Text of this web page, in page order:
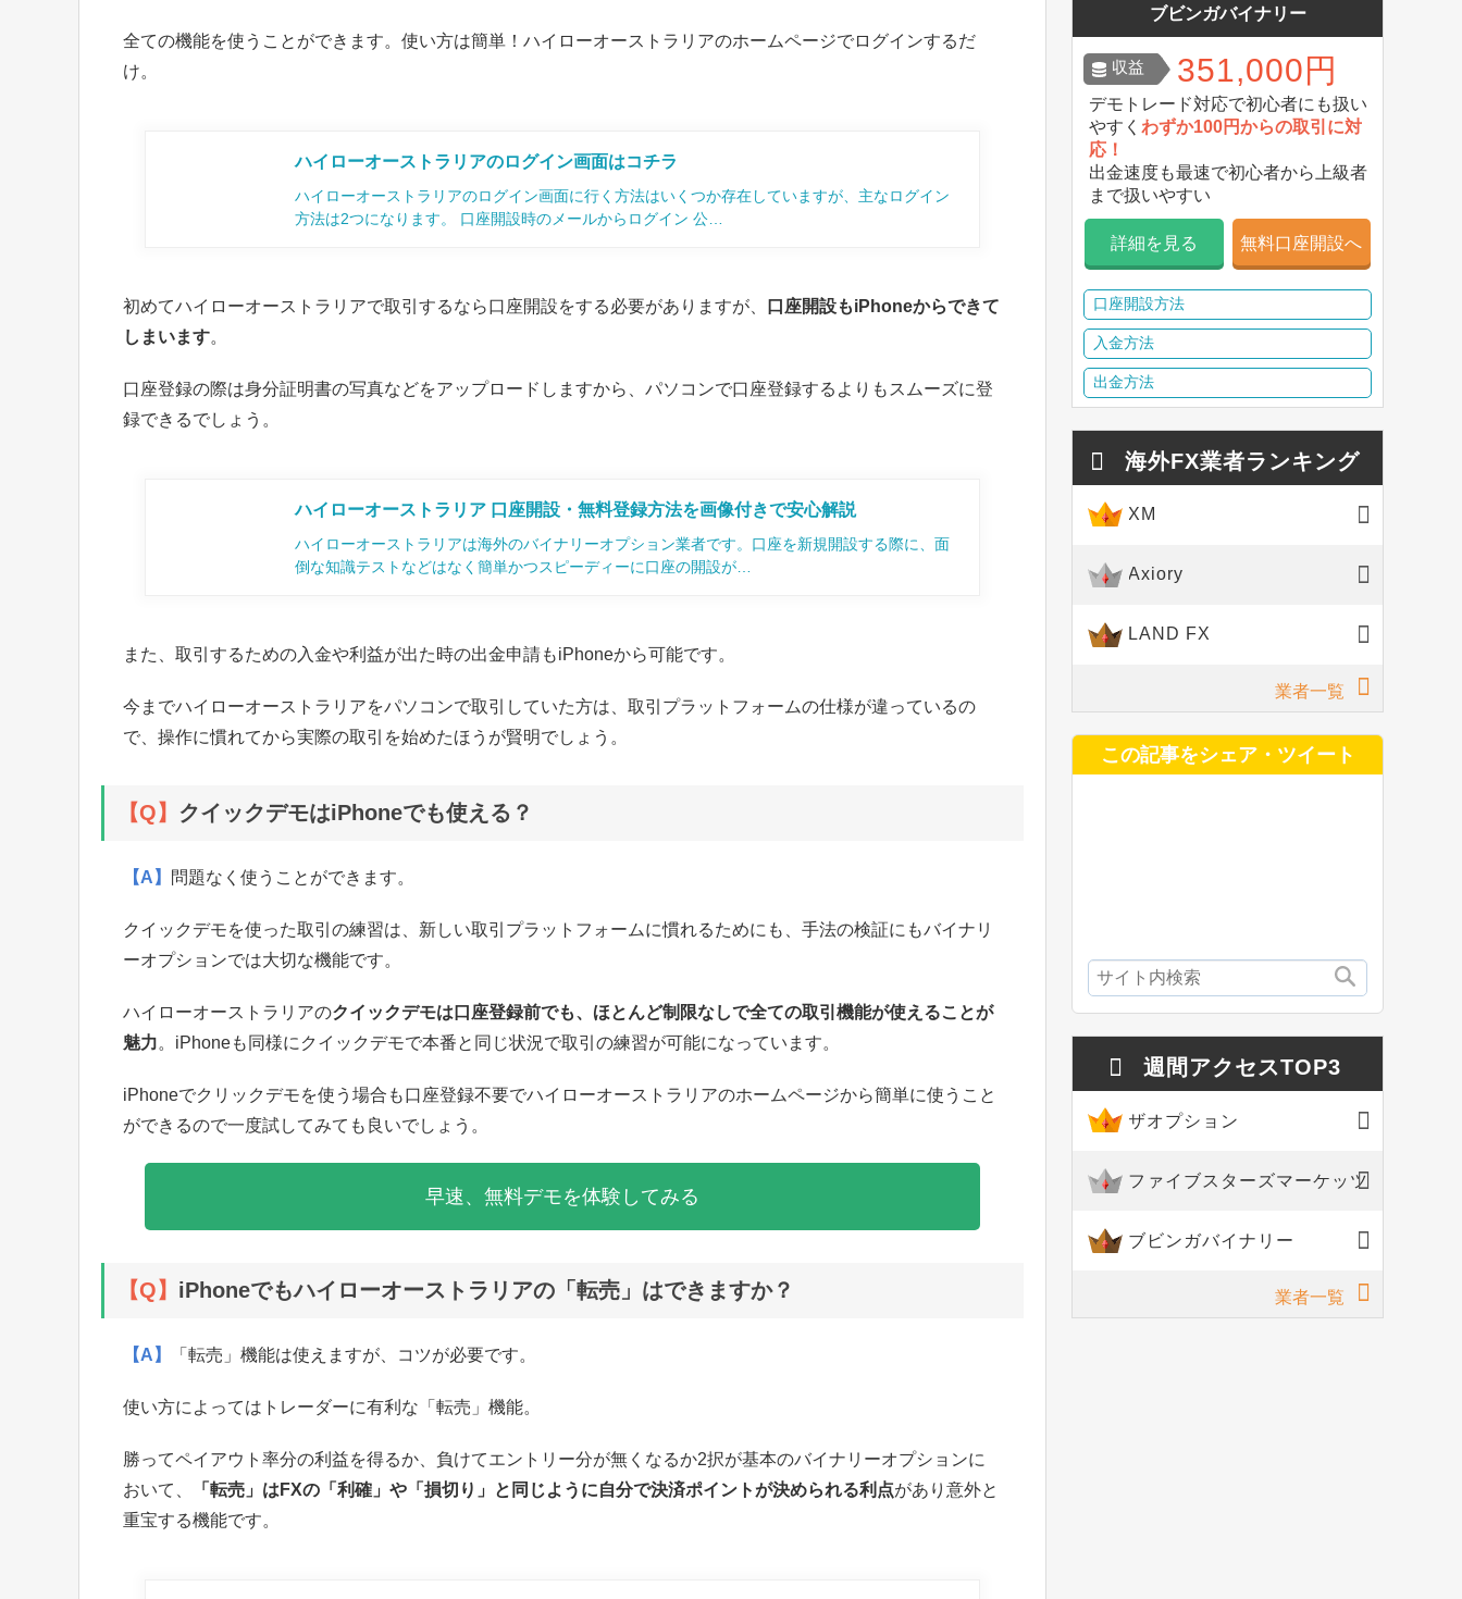
全ての機能を使うことができます。使い方は簡単！ハイローオーストラリアのホームページでログインするだ
け。
ハイローオーストラリアのログイン画面はコチラ
ハイローオーストラリアのログイン画面に行く方法はいくつか存在していますが、主なログイン
方法は2つになります。 口座開設時のメールからログイン 公…
初めてハイローオーストラリアで取引するなら口座開設をする必要がありますが、
口座開設もiPhoneからできて
しまいます。
口座登録の際は身分証明書の写真などをアップロードしますから、パソコンで口座登録するよりもスムーズに登
録できるでしょう。
ハイローオーストラリア 口座開設・無料登録方法を画像付きで安心解説
ハイローオーストラリアは海外のバイナリーオプション業者です。口座を新規開設する際に、面
倒な知識テストなどはなく簡単かつスピーディーに口座の開設が…
また、取引するための入金や利益が出た時の出金申請もiPhoneから可能です。
今までハイローオーストラリアをパソコンで取引していた方は、取引プラットフォームの仕様が違っているの
で、操作に慣れてから実際の取引を始めたほうが賢明でしょう。
【Q】 クイックデモはiPhoneでも使える？
【A】 問題なく使うことができます。
クイックデモを使った取引の練習は、新しい取引プラットフォームに慣れるためにも、手法の検証にもバイナリ
ーオプションでは大切な機能です。
ハイローオーストラリアのクイックデモは口座登録前でも、ほとんど制限なしで全ての取引機能が使えることが
魅力。iPhoneも同様にクイックデモで本番と同じ状況で取引の練習が可能になっています。
iPhoneでクリックデモを使う場合も口座登録不要でハイローオーストラリアのホームページから簡単に使うこと
ができるので一度試してみても良いでしょう。
早速、無料デモを体験してみる
【Q】 iPhoneでもハイローオーストラリアの「転売」はできますか？
【A】 「転売」機能は使えますが、コツが必要です。
使い方によってはトレーダーに有利な「転売」機能。
勝ってペイアウト率分の利益を得るか、負けてエントリー分が無くなるか2択が基本のバイナリーオプションに
おいて、
「転売」はFXの「利確」や「損切り」と同じように自分で決済ポイントが決められる利点があり意外と
重宝する機能です。
ブビンガバイナリー
収益 351,000円
デモトレード対応で初心者にも扱い
やすく わずか100円からの取引に対
応！
出金速度も最速で初心者から上級者
まで扱いやすい
詳細を見る 無料口座開設へ
口座開設方法
入金方法
出金方法
海外FX業者ランキング
XM
Axiory
LAND FX
業者一覧
この記事をシェア・ツイート
週間アクセスTOP3
ザオプション
ファイブスターズマーケッツ
ブビンガバイナリー
業者一覧